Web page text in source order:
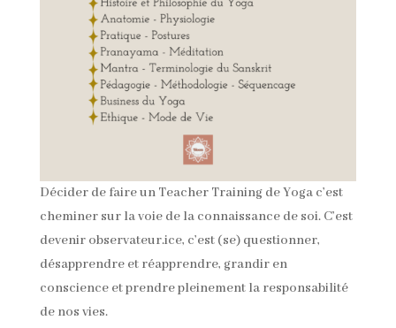
Décider de faire un Teacher Training de Yoga c’est
cheminer sur la voie de la connaissance de soi. C’est
devenir observateur.ice, c’est (se) questionner,
désapprendre et réapprendre, grandir en
conscience et prendre pleinement la responsabilité
de nos vies.